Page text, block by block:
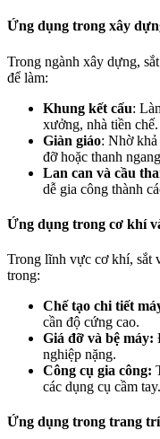
Ứng dụng trong xây
Trong ngành xây dựng,
để làm:
Khung kết cấu:
xưởng, nhà tiền chế.
Giàn giáo: Nhờ
đỡ hoặc thanh
Lan can và cầu
dễ gia công thành
Ứng dụng trong cơ khí
Trong lĩnh vực cơ khí, sắt
trong:
Chế tạo chi tiết
cần độ cứng cao.
Giá đỡ và bệ máy:
nghiệp nặng.
Công cụ gia công:
các dụng cụ cầm tay.
Ứng dụng trong trang